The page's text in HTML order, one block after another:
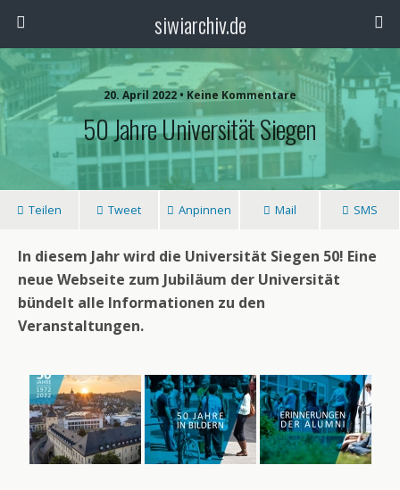
siwiarchiv.de
20. April 2022 • Keine Kommentare
50 Jahre Universität Siegen
Teilen Tweet Anpinnen Mail SMS
In diesem Jahr wird die Universität Siegen 50! Eine
neue Webseite zum Jubiläum der Universität
bündelt alle Informationen zu den
Veranstaltungen.